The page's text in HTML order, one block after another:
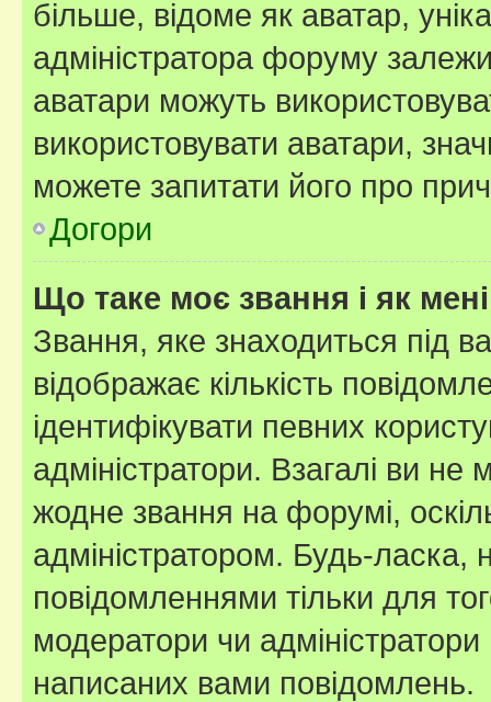
більше, відоме як аватар,
адміністратора форуму
аватари можуть
використовувати аватари,
можете запитати його про
Догори
Що таке моє звання і як
Звання, яке знаходиться під
відображає кількість
ідентифікувати певних
адміністратори. Взагалі ви
жодне звання на форумі,
адміністратором. Будь-
повідомленнями тільки для
модератори чи
написаних вами повідомлень.